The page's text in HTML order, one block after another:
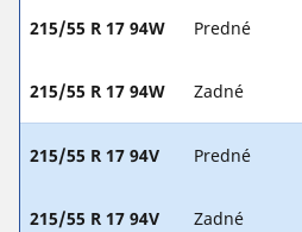
215/55 R 17 94W Predné
215/55 R 17 94W Zadné
215/55 R 17 94V Predné
215/55 R 17 94V Zadné